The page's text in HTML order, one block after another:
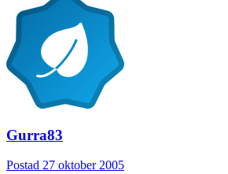
Gurra83
Postad 27 oktober 2005